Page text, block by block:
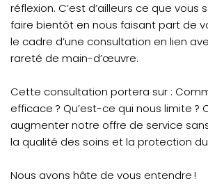
réflexion. C’est d’ailleurs ce que vous
faire bientôt en nous faisant part de
le cadre d’une consultation en lien
rareté de main-d’œuvre.
Cette consultation portera sur :
efficace ? Qu’est-ce qui nous limite ?
augmenter notre offre de service
la qualité des soins et la protection
Nous avons hâte de vous entendre !